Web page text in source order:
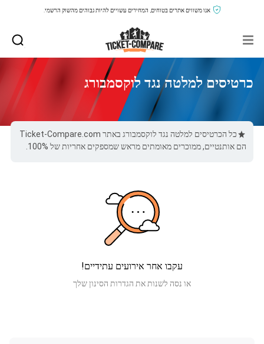
אנו משווים אתרים בטוחים, המחירים עשויים להיות גבוהים מהשוק הרשמי.
כרטיסים למלטה נגד לוקסמבורג
כל הכרטיסים למלטה נגד לוקסמבורג באתר Ticket-Compare.com
הם אותנטיים, ממוכרים מאומתים מראש שמספקים אחריות של 100%.
עקבו אחר אירועים עתידיים!
או נסה לשנות את הגדרות הסינון שלך